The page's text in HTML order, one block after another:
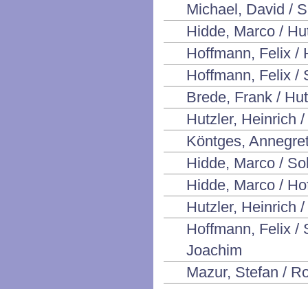
Michael, David /
Hidde, Marco /
Hoffmann, Felix /
Hoffmann, Felix /
Brede, Frank /
Hutzler, Heinrich
Köntges,
Hidde, Marco /
Hidde, Marco /
Hutzler, Heinrich
Hoffmann, Felix /
Joachim
Mazur, Stefan /